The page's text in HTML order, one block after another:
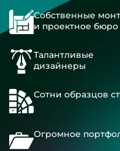
Собственные
и проектное бюро
Талантливые
дизайнеры
Сотни образцов
Огромное